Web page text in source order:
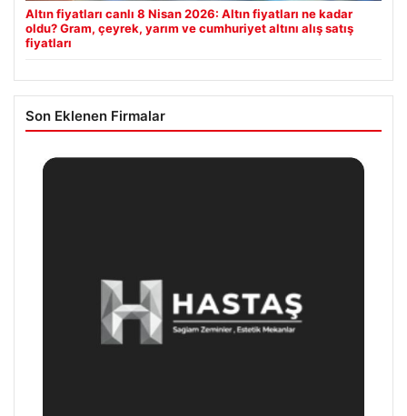
Altın fiyatları canlı 8 Nisan 2026: Altın fiyatları ne kadar
oldu? Gram, çeyrek, yarım ve cumhuriyet altını alış satış
fiyatları
Son Eklenen Firmalar